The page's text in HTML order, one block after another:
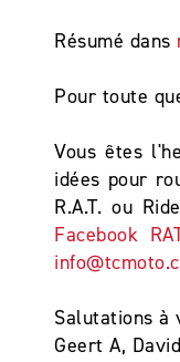
Résumé dans
Pour toute
Vous êtes
idées pour
R.A.T. ou
Facebook
Salutations à
Geert A,